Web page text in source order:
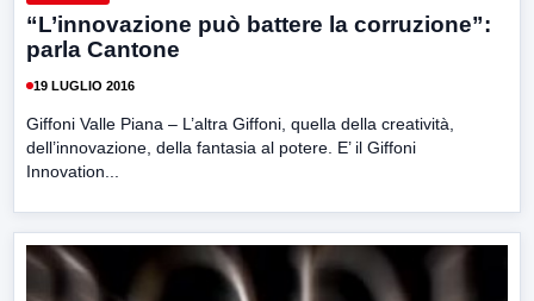
“L’innovazione può battere la corruzione”:
parla Cantone
19 LUGLIO 2016
Giffoni Valle Piana – L’altra Giffoni, quella della creatività,
dell’innovazione, della fantasia al potere. E’ il Giffoni
Innovation...